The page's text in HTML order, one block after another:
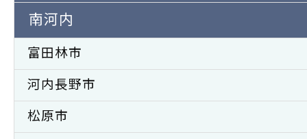
南河内
富田林市
河内長野市
松原市